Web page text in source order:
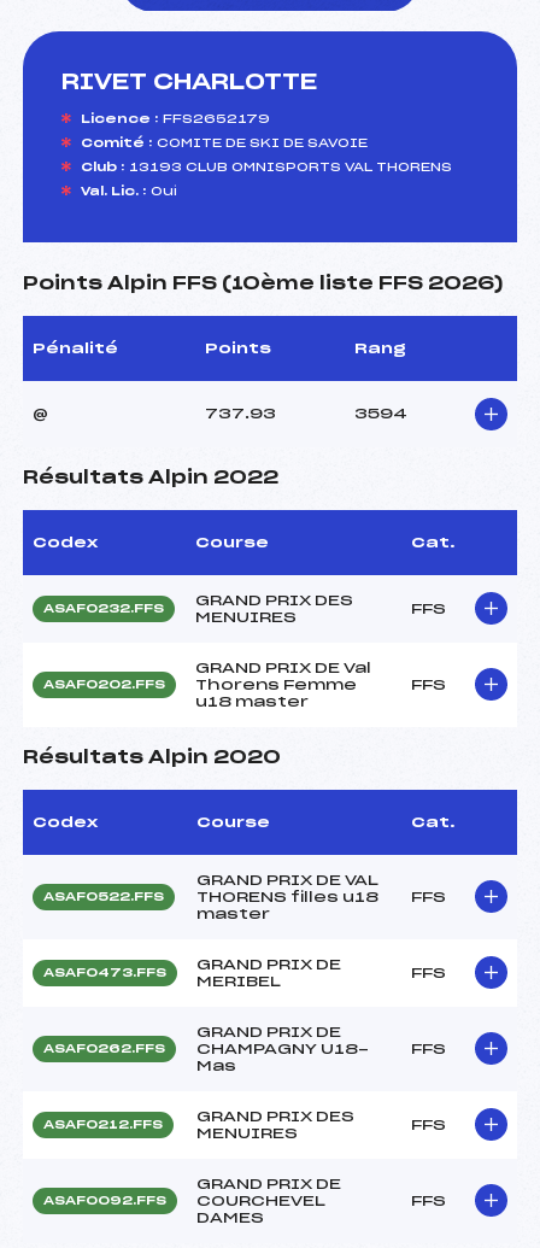
RIVET CHARLOTTE
Licence : FFS2652179
Comité : COMITE DE SKI DE SAVOIE
Club : 13193 CLUB OMNISPORTS VAL THORENS
Val. Lic. : Oui
Points Alpin FFS (10ème liste FFS 2026)
Pénalité Points Rang
@ 737.93 3594
Résultats Alpin 2022
Codex Course Cat.
ASAF0232.FFS
GRAND PRIX DES
MENUIRES
FFS
ASAF0202.FFS
GRAND PRIX DE Val
Thorens Femme
u18 master
FFS
Résultats Alpin 2020
Codex Course Cat.
ASAF0522.FFS
GRAND PRIX DE VAL
THORENS filles u18
master
FFS
ASAF0473.FFS
GRAND PRIX DE
MERIBEL
FFS
ASAF0262.FFS
GRAND PRIX DE
CHAMPAGNY U18-
Mas
FFS
ASAF0212.FFS
GRAND PRIX DES
MENUIRES
FFS
ASAF0092.FFS
GRAND PRIX DE
COURCHEVEL
DAMES
FFS